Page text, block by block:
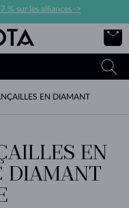
7 % sur les alliances ->
EN DIAMANT
EN
DIAMANT